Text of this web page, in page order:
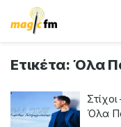
Ετικέτα: Όλα
Όλα